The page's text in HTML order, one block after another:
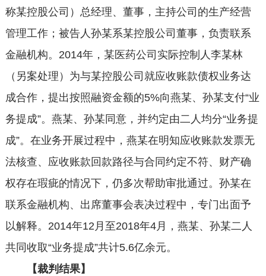
称某控股公司）总经理、董事，主持公司的生产经营
管理工作；被告人孙某系某控股公司董事，负责联系
金融机构。2014年，某医药公司实际控制人李某林
（另案处理）为与某控股公司就应收账款债权业务达
成合作，提出按照融资金额的5%向燕某、孙某支付“业
务提成”。燕某、孙某同意，并约定由二人均分“业务提
成”。在业务开展过程中，燕某在明知应收账款发票无
法核查、应收账款回款路径与合同约定不符、财产确
权存在瑕疵的情况下，仍多次帮助审批通过。孙某在
联系金融机构、出席董事会表决过程中，专门出面予
以解释。2014年12月至2018年4月，燕某、孙某二人
共同收取“业务提成”共计5.6亿余元。
【裁判结果】